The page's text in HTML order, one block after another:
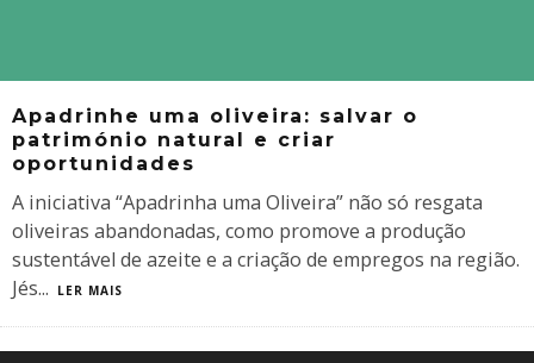
Apadrinhe uma oliveira: salvar o
património natural e criar
oportunidades
A iniciativa “Apadrinha uma Oliveira” não só resgata
oliveiras abandonadas, como promove a produção
sustentável de azeite e a criação de empregos na região.
Jés... LER MAIS